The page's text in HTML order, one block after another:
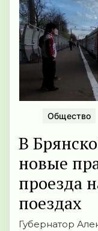
Общество
В
новые
проезда
поездах
Губернатор